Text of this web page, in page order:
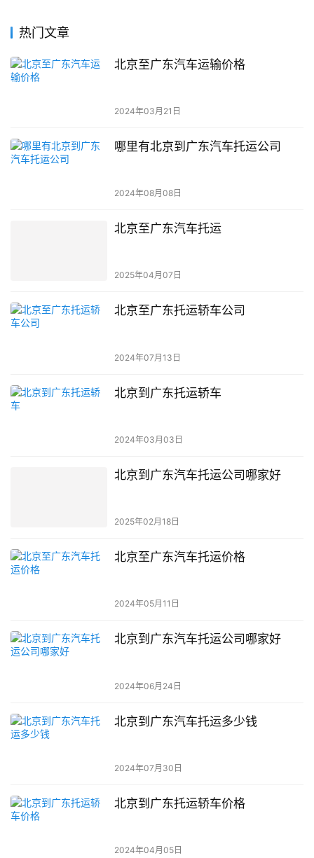
热门文章
北京至广东汽车运输价格
2024年03月21日
哪里有北京到广东汽车托运公司
2024年08月08日
北京至广东汽车托运
2025年04月07日
北京至广东托运轿车公司
2024年07月13日
北京到广东托运轿车
2024年03月03日
北京到广东汽车托运公司哪家好
2025年02月18日
北京至广东汽车托运价格
2024年05月11日
北京到广东汽车托运公司哪家好
2024年06月24日
北京到广东汽车托运多少钱
2024年07月30日
北京到广东托运轿车价格
2024年04月05日